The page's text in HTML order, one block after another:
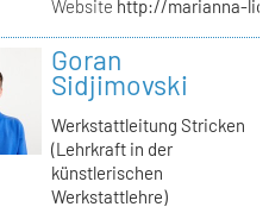
Website http://marianna-
Goran
Sidjimovski
Werkstattleitung Stricken
(Lehrkraft in der
künstlerischen
Werkstattlehre)